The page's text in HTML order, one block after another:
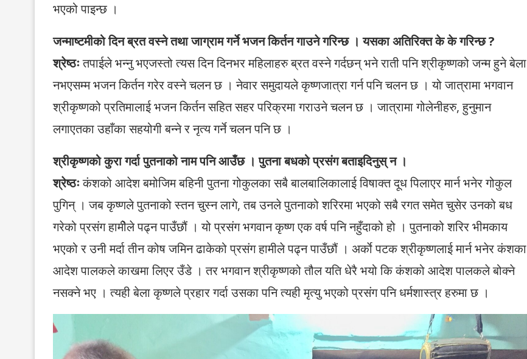
भएको पाइन्छ ।
जन्माष्टमीको दिन ब्रत वस्ने तथा जाग्राम गर्ने भजन किर्तन गाउने गरिन्छ । यसका अतिरिक्त के के गरिन्छ ?
श्रेष्ठःतपाईले भन्नु भएजस्तो त्यस दिन दिनभर महिलाहरु ब्रत वस्ने गर्दछन् भने राती पनि श्रीकृष्णको जन्म हुने बेला
नभएसम्म भजन किर्तन गरेर वस्ने चलन छ । नेवार समुदायले कृष्णजात्रा गर्न पनि चलन छ । यो जात्रामा भगवान
श्रीकृष्णको प्रतिमालाई भजन किर्तन सहित सहर परिक्रमा गराउने चलन छ । जात्रामा गोलेनीहरु, हुनुमान
लगाएतका उहाँका सहयोगी बन्ने र नृत्य गर्ने चलन पनि छ ।
श्रीकृष्णको कुरा गर्दा पुतनाको नाम पनि आउँछ । पुतना बधको प्रसंग बताइदिनुस् न ।
श्रेष्ठःकंशको आदेश बमोजिम बहिनी पुतना गोकुलका सबै बालबालिकालाई विषाक्त दूध पिलाएर मार्न भनेर गोकुल
पुगिन् । जब कृष्णले पुतनाको स्तन चुस्न लागे, तब उनले पुतनाको शरिरमा भएको सबै रगत समेत चुसेर उनको बध
गरेको प्रसंग हामीेले पढ्न पाउँछौं । यो प्रसंग भगवान कृष्ण एक वर्ष पनि नहुँदाको हो । पुतनाको शरिर भीमकाय
भएको र उनी मर्दा तीन कोष जमिन ढाकेको प्रसंग हामीले पढ्न पाउँछौं । अर्काे पटक श्रीकृष्णलाई मार्न भनेर कंशका
आदेश पालकले काखमा लिएर उँडे । तर भगवान श्रीकृष्णको तौल यति धेरै भयो कि कंशको आदेश पालकले बोक्ने
नसक्ने भए । त्यही बेला कृष्णले प्रहार गर्दा उसका पनि त्यही मृत्यु भएको प्रसंग पनि धर्मशास्त्र हरुमा छ ।